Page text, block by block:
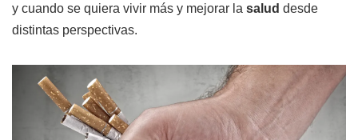
y cuando se quiera vivir más y mejorar la salud desde
distintas perspectivas.